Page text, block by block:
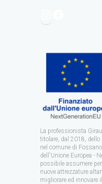
La professionista
titolare, dal 2018,
nel comune di
dell'Unione Europea -
possibile assumere
nuove attrezzature
migliorare ed innovare